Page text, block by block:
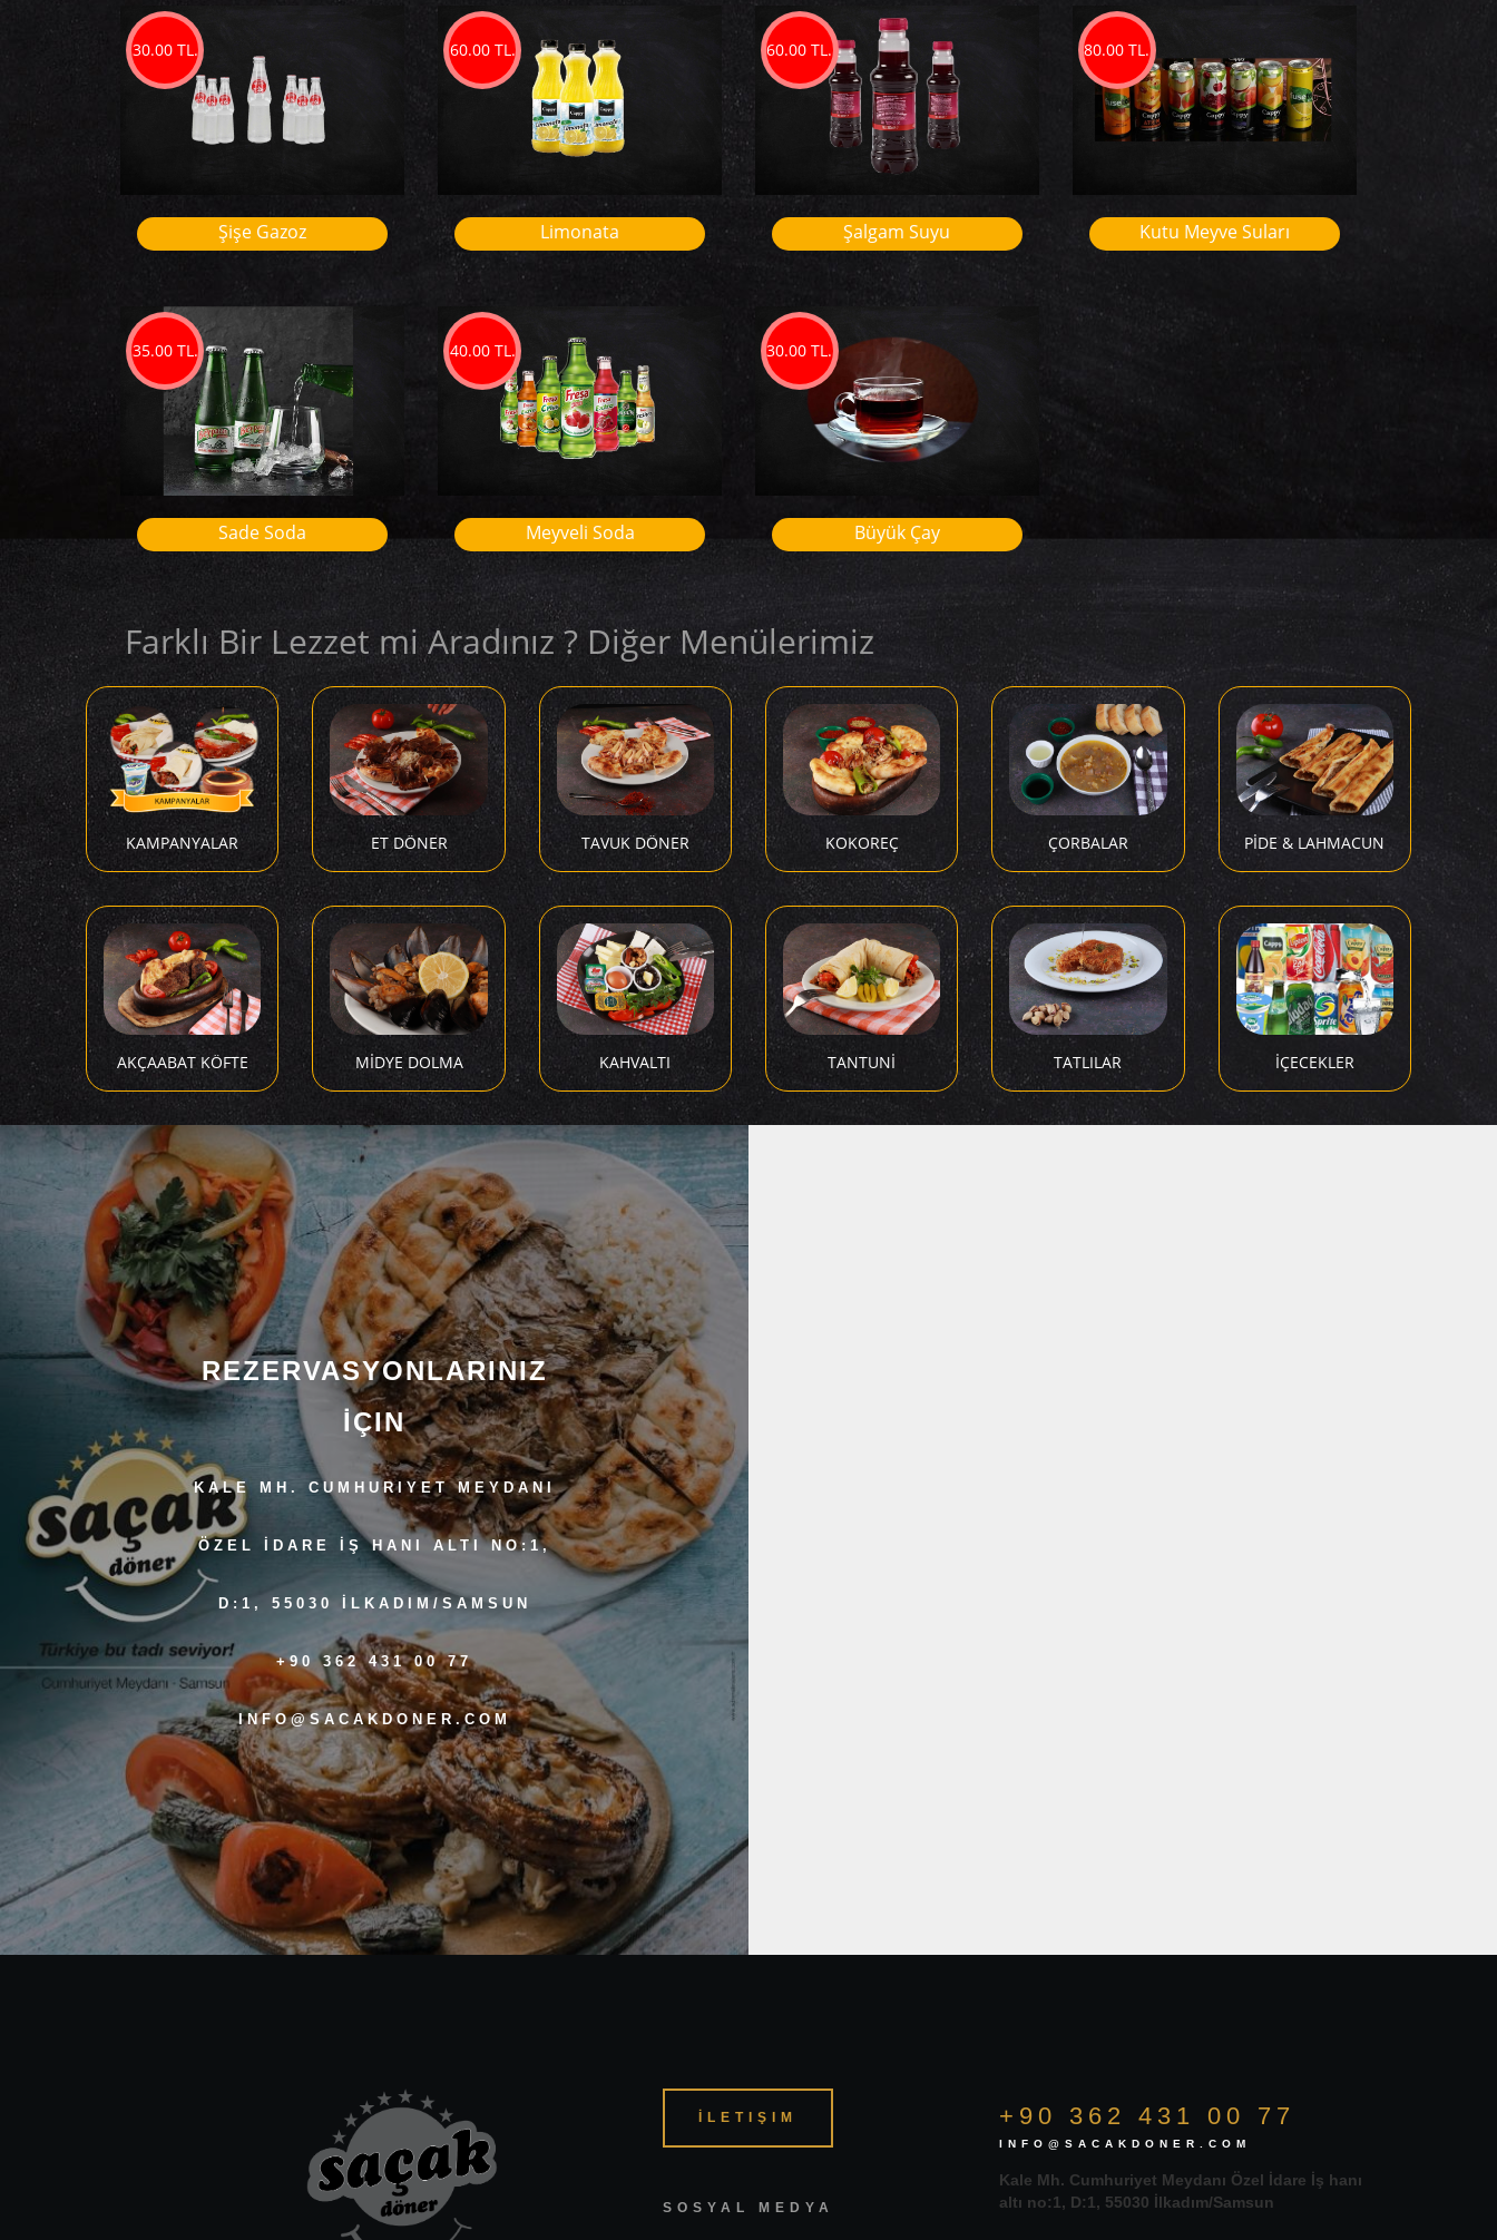
30.00 TL.
Şişe Gazoz
60.00 TL.
Limonata
60.00 TL.
Şalgam Suyu
80.00 TL.
Kutu Meyve Suları
35.00 TL.
Sade Soda
40.00 TL.
Meyveli Soda
30.00 TL.
Büyük Çay
Farklı Bir Lezzet mi Aradınız ? Diğer Menülerimiz
KAMPANYALAR ET DÖNER TAVUK DÖNER KOKOREÇ ÇORBALAR PİDE & LAHMACUN
AKÇAABAT KÖFTE MİDYE DOLMA KAHVALTI TANTUNİ TATLILAR İÇECEKLER
REZERVASYONLARINIZ
İÇIN
KALE MH. CUMHURIYET MEYDANI
ÖZEL İDARE İŞ HANI ALTI NO:1,
D:1, 55030 İLKADIM/SAMSUN
+90 362 431 00 77
INFO@SACAKDONER.COM
İLETIŞIM
SOSYAL MEDYA
+90 362 431 00 77
INFO@SACAKDONER.COM
Kale Mh. Cumhuriyet Meydanı Özel İdare İş hanı
altı no:1, D:1, 55030 İlkadım/Samsun